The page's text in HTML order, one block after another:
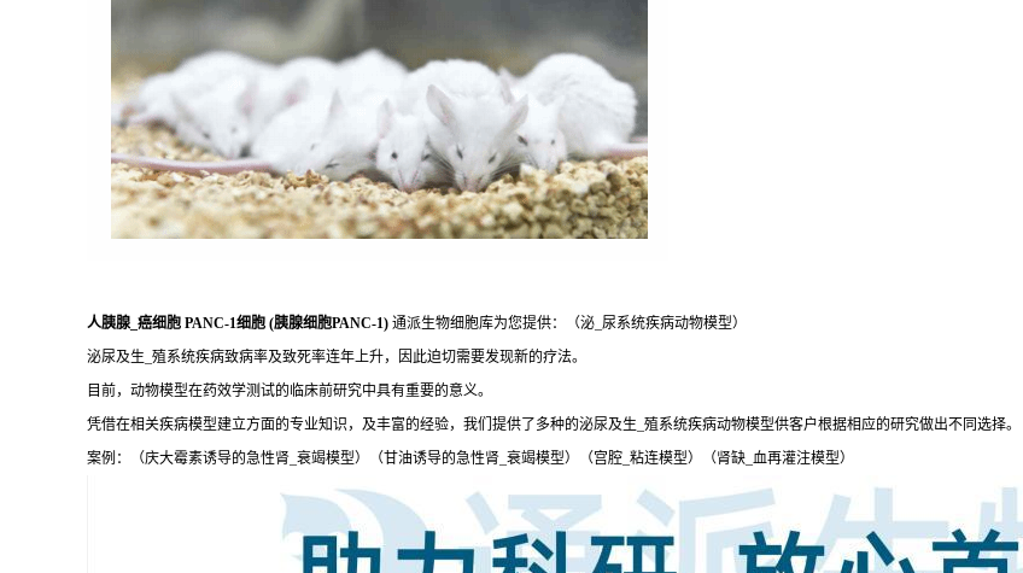
人胰腺_癌细胞 PANC-1细胞 (胰腺细胞PANC-1) 通派生物细胞库为您提供：（泌_尿系统疾病动物模型）
泌尿及生_殖系统疾病致病率及致死率连年上升，因此迫切需要发现新的疗法。
目前，动物模型在药效学测试的临床前研究中具有重要的意义。
凭借在相关疾病模型建立方面的专业知识，及丰富的经验，我们提供了多种的泌尿及生_殖系统疾病动物模型供客户根据相应的研究做出不同选择。
案例：（庆大霉素诱导的急性肾_衰竭模型）（甘油诱导的急性肾_衰竭模型）（宫腔_粘连模型）（肾缺_血再灌注模型）